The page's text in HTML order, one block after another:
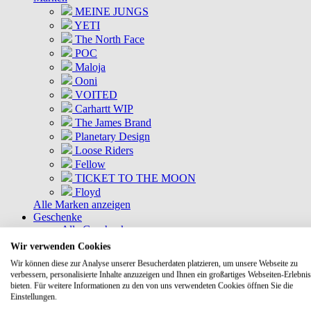
MEINE JUNGS
YETI
The North Face
POC
Maloja
Ooni
VOITED
Carhartt WIP
The James Brand
Planetary Design
Loose Riders
Fellow
TICKET TO THE MOON
Floyd
Alle Marken anzeigen
Geschenke
Alle Geschenke
Geschenkkisten
DEALS
Aktuelle Deals
Kommende Deals
Wir verwenden Cookies
Wir können diese zur Analyse unserer Besucherdaten platzieren, um unsere Webseite zu
verbessern, personalisierte Inhalte anzuzeigen und Ihnen ein großartiges Webseiten-
bieten. Für weitere Informationen zu den von uns verwendeten Cookies öffnen Sie die
Einstellungen.